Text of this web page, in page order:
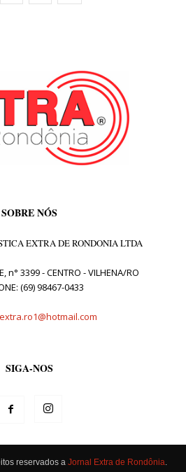
SOBRE NÓS
EXTRA DE RONDONIA LTDA
n° 3399 - CENTRO - VILHENA/RO
(69) 98467-0433
extra.ro1@hotmail.com
SIGA-NOS
reservados a Jornal Extra de Rondônia.